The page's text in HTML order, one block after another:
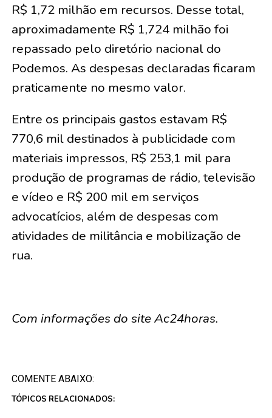
R$ 1,72 milhão em recursos. Desse total,
aproximadamente R$ 1,724 milhão foi
repassado pelo diretório nacional do
Podemos. As despesas declaradas ficaram
praticamente no mesmo valor.
Entre os principais gastos estavam R$
770,6 mil destinados à publicidade com
materiais impressos, R$ 253,1 mil para
produção de programas de rádio, televisão
e vídeo e R$ 200 mil em serviços
advocatícios, além de despesas com
atividades de militância e mobilização de
rua.
Com informações do site Ac24horas.
COMENTE ABAIXO:
TÓPICOS RELACIONADOS: